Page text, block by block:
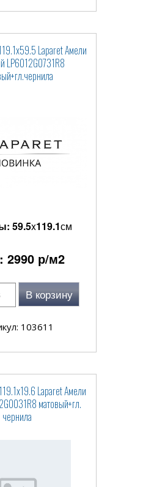
Laparet Амели
LP6012G0731R8
59.5x119.1см
2990 р/м2
В корзину
103611
Laparet Амели
матовый+гл.
чернила